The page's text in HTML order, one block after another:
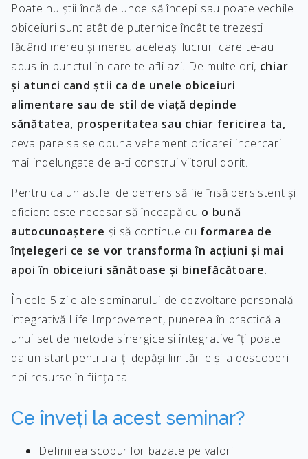
Poate nu știi încă de unde să începi sau poate vechile
obiceiuri sunt atât de puternice încât te trezești
făcând mereu și mereu aceleași lucruri care te-au
adus în punctul în care te afli azi. De multe ori, chiar
și atunci cand știi ca de unele obiceiuri
alimentare sau de stil de viață depinde
sănătatea, prosperitatea sau chiar fericirea ta,
ceva pare sa se opuna vehement oricarei incercari
mai indelungate de a-ti construi viitorul dorit.
Pentru ca un astfel de demers să fie însă persistent și
eficient este necesar să înceapă cu o bună
autocunoaștere și să continue cu formarea de
înțelegeri ce se vor transforma în acțiuni și mai
apoi în obiceiuri sănătoase și binefăcătoare.
În cele 5 zile ale seminarului de dezvoltare personală
integrativă Life Improvement, punerea în practică a
unui set de metode sinergice și integrative îți poate
da un start pentru a-ți depăși limitările și a descoperi
noi resurse în ființa ta.
Ce înveți la acest seminar?
Definirea scopurilor bazate pe valori